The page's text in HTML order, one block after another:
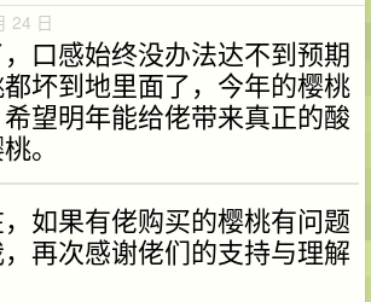
24 日
口感始终没办法达不到预期
坏到地里面了，今年的樱桃
望明年能给佬带来真正的酸
。
如果有佬购买的樱桃有问题
再次感谢佬们的支持与理解